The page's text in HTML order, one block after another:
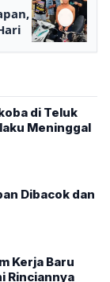
di Teluk
Meninggal
Dibacok dan
Kerja Baru
Rinciannya